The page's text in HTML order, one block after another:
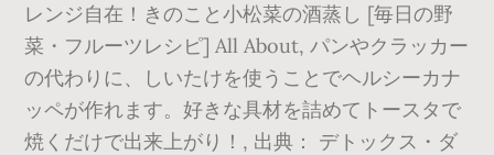
レンジ自在！きのこと小松菜の酒蒸し [毎日の野
菜・フルーツレシピ] All About, パンやクラッカー
の代わりに、しいたけを使うことでヘルシーカナ
ッペが作れます。好きな具材を詰めてトースタで
焼くだけで出来上がり！, 出典： デトックス・ダ